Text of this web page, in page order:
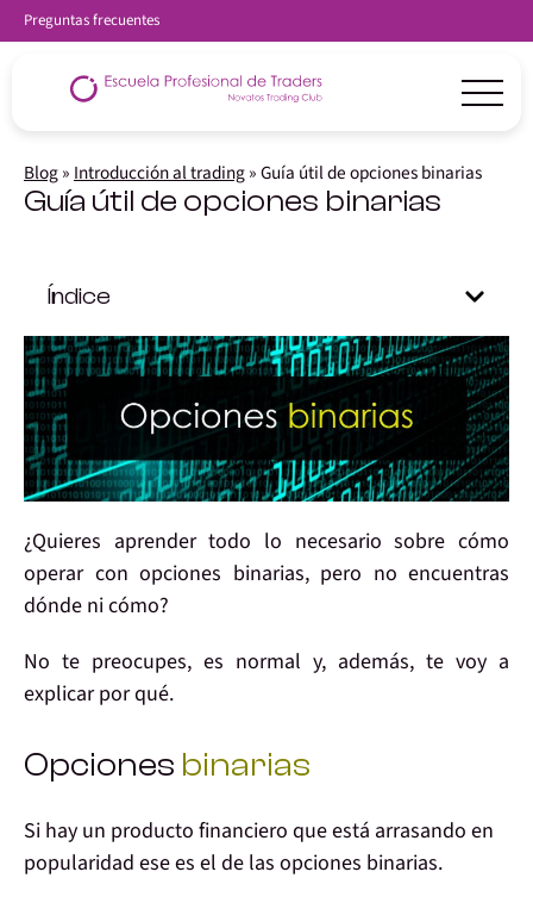
Preguntas frecuentes
Blog» Introducción al trading»Guía útil de opciones binarias
Guía útil de opciones binarias
Índice
¿Quieres aprendertodo lo necesario sobre cómo
operar con opciones binarias, pero no encuentras
dónde ni cómo?
No te preocupes, es normal y, además, te voy a
explicar por qué.
Opciones binarias
Si hay un producto financiero queestá arrasando en
popularidad ese es el de las opciones binarias.